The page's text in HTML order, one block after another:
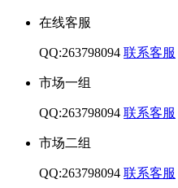
在线客服
QQ:263798094 联系客服
市场一组
QQ:263798094 联系客服
市场二组
QQ:263798094 联系客服